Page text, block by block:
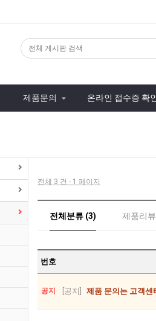
제품문의 온라인 접수증 확
전체 3 건 - 1 페이지
전체분류 (3) 제품리
번호
공지 [공지]
제품 문의는 고객센